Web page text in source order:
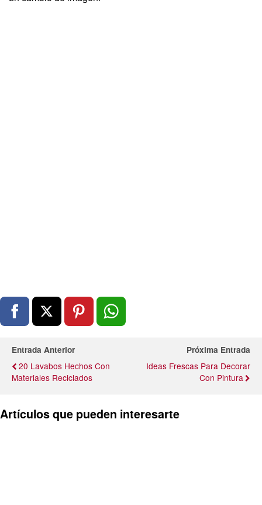
Entrada Anterior
20 Lavabos Hechos Con
Materiales Reciclados
Próxima Entrada
Ideas Frescas Para Decorar
Con Pintura
Artículos que pueden interesarte